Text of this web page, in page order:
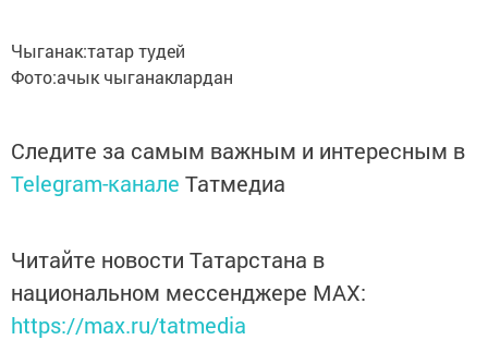
Чыганак:татар тудей
Фото:ачык чыганаклардан
Следите за самым важным и интересным в
Telegram-канале Татмедиа
Читайте новости Татарстана в
национальном мессенджере MАХ:
https://max.ru/tatmedia